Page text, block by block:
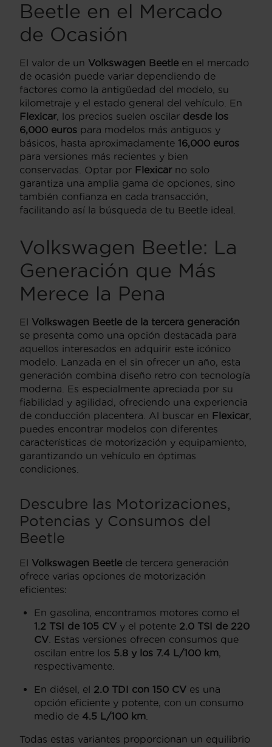
Beetle en el Mercado
de Ocasión
El valor de un Volkswagen Beetle en el mercado
de ocasión puede variar dependiendo de
factores como la antigüedad del modelo, su
kilometraje y el estado general del vehículo. En
Flexicar, los precios suelen oscilar desde los
6,000 euros para modelos más antiguos y
básicos, hasta aproximadamente 16,000 euros
para versiones más recientes y bien
conservadas. Optar por Flexicarno solo
garantiza una amplia gama de opciones, sino
también confianza en cada transacción,
facilitando así la búsqueda de tu Beetle ideal.
Volkswagen Beetle: La
Generación que Más
Merece la Pena
El Volkswagen Beetle de la tercera generación
se presenta como una opción destacada para
aquellos interesados en adquirir este icónico
modelo. Lanzada en el sin ofrecer un año, esta
generación combina diseño retro con tecnología
moderna. Es especialmente apreciada por su
fiabilidad y agilidad, ofreciendo una experiencia
de conducción placentera. Al buscar en Flexicar,
puedes encontrar modelos con diferentes
características de motorización y equipamiento,
garantizando un vehículo en óptimas
condiciones.
Descubre las Motorizaciones,
Potencias y Consumos del
Beetle
El Volkswagen Beetle de tercera generación
ofrece varias opciones de motorización
eficientes:
En gasolina, encontramos motores como el
1.2 TSI de 105 CV y el potente 2.0 TSI de 220
CV . Estas versiones ofrecen consumos que
oscilan entre los 5.8 y los 7.4 L/100 km,
respectivamente.
En diésel, el 2.0 TDI con 150 CV es una
opción eficiente y potente, con un consumo
medio de 4.5 L/100 km
Todas estas variantes proporcionan un equilibrio